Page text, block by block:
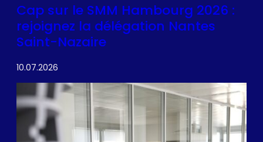
Cap sur le SMM Hambourg 2026 :
rejoignez la délégation Nantes
Saint-Nazaire
10.07.2026